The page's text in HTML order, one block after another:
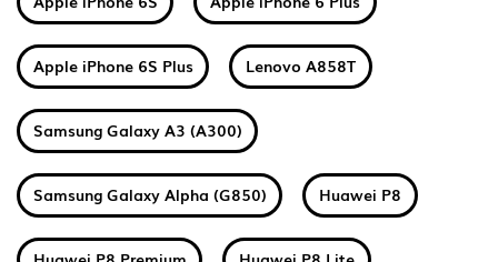
Apple iPhone 6S Plus Lenovo A858T
Samsung Galaxy A3 (A300)
Samsung Galaxy Alpha (G850) Huawei P8